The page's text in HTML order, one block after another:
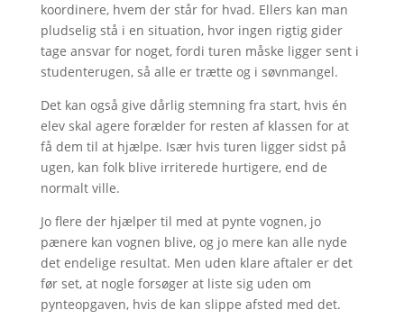
koordinere, hvem der står for hvad. Ellers kan man
pludselig stå i en situation, hvor ingen rigtig gider
tage ansvar for noget, fordi turen måske ligger sent i
studenterugen, så alle er trætte og i søvnmangel.
Det kan også give dårlig stemning fra start, hvis én
elev skal agere forælder for resten af klassen for at
få dem til at hjælpe. Især hvis turen ligger sidst på
ugen, kan folk blive irriterede hurtigere, end de
normalt ville.
Jo flere der hjælper til med at pynte vognen, jo
pænere kan vognen blive, og jo mere kan alle nyde
det endelige resultat. Men uden klare aftaler er det
før set, at nogle forsøger at liste sig uden om
pynteopgaven, hvis de kan slippe afsted med det.